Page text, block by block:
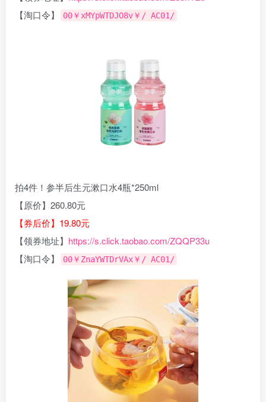
【淘口令】
00￥xMYpWTDJO8v￥/ AC01/
拍4件！参半后生元漱口水4瓶*250ml
【原价】260.80元
【券后价】19.80元
【领券地址】 https://s.click.taobao.com/ZQQP33u
【淘口令】
00￥ZnaYWTDrVAx￥/ AC01/